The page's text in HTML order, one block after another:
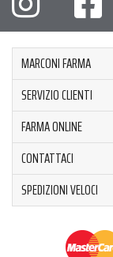
MARCONI FARMA
SERVIZIO CLIENTI
FARMA ONLINE
CONTATTACI
SPEDIZIONI VELOCI